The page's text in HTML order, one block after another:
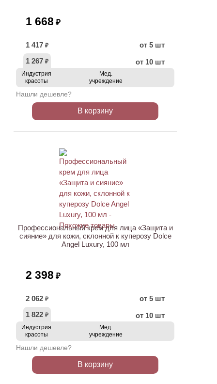
1 668 ₽
1 417 ₽
от 5 шт
1 267 ₽ от 10 шт
Индустрия
красоты
Мед.
учреждение
Нашли дешевле?
В корзину
Профессиональный крем для лица «Защита и
сияние» для кожи, склонной к куперозу Dolce
Angel Luxury, 100 мл
2 398 ₽
2 062 ₽
от 5 шт
1 822 ₽ от 10 шт
Индустрия
красоты
Мед.
учреждение
Нашли дешевле?
В корзину